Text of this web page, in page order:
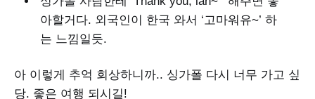
아할거다. 외국인이 한국 와서 ‘고마워유~’ 하
는 느낌일듯.
아 이렇게 추억 회상하니까.. 싱가폴 다시 너무 가고 싶
당. 좋은 여행 되시길!